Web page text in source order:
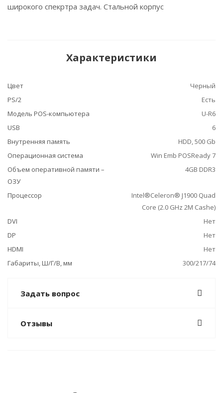
широкого спекртра задач. Стальной корпус
Характеристики
Цвет
Черный
PS/2
Есть
Модель POS-компьютера
U-R6
USB
6
Внутренняя память
HDD, 500 Gb
Операционная система
Win Emb POSReady 7
Объем оперативной памяти –
ОЗУ
4GB DDR3
Процессор
Intel®Celeron® J1900 Quad
Core (2.0 GHz 2M Cashe)
DVI
Нет
DP
Нет
HDMI
Нет
Габариты, Ш/Г/В, мм
300/217/74
Задать вопрос
Отзывы